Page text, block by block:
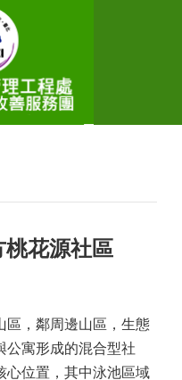
花源社區
區，鄰周邊山區，生態
公寓形成的混合型社
心位置，其中泳池區域